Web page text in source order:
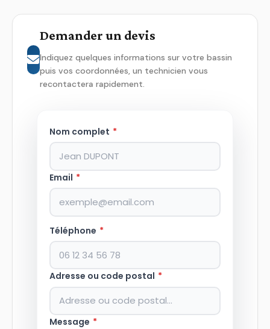
Demander un devis
Indiquez quelques informations sur votre bassin
puis vos coordonnées, un technicien vous
recontactera rapidement.
Nom complet *
Email *
Téléphone *
Adresse ou code postal *
Message *